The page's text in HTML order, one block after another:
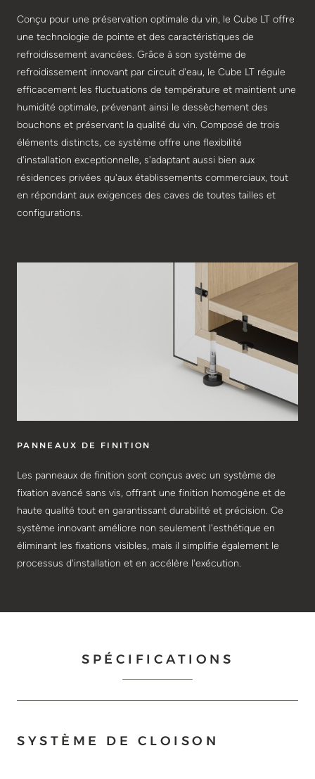
Conçu pour une préservation optimale du vin, le Cube LT offre
une technologie de pointe et des caractéristiques de
refroidissement avancées. Grâce à son système de
refroidissement innovant par circuit d'eau, le Cube LT régule
efficacement les fluctuations de température et maintient une
humidité optimale, prévenant ainsi le dessèchement des
bouchons et préservant la qualité du vin. Composé de trois
éléments distincts, ce système offre une flexibilité
d'installation exceptionnelle, s'adaptant aussi bien aux
résidences privées qu'aux établissements commerciaux, tout
en répondant aux exigences des caves de toutes tailles et
configurations.
PANNEAUX DE FINITION
Les panneaux de finition sont conçus avec un système de
fixation avancé sans vis, offrant une finition homogène et de
haute qualité tout en garantissant durabilité et précision. Ce
système innovant améliore non seulement l'esthétique en
éliminant les fixations visibles, mais il simplifie également le
processus d'installation et en accélère l'exécution.
SPÉCIFICATIONS
SYSTÈME DE CLOISON